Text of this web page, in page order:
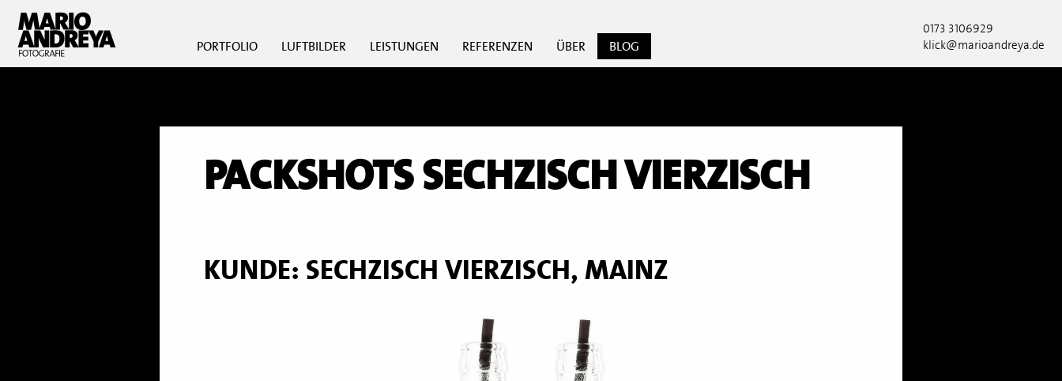
PORTFOLIO LUFTBILDER LEISTUNGEN REFERENZEN ÜBER BLOG
0173 3106929
klick@marioandreya.de
PACKSHOTS SECHZISCH VIERZISCH
KUNDE: SECHZISCH VIERZISCH, MAINZ